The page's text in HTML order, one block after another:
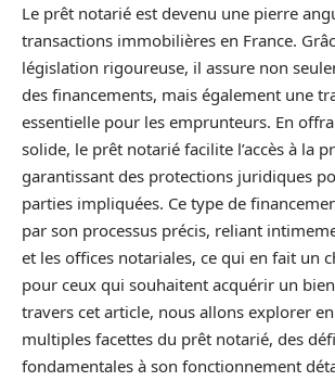
Le prêt notarié est devenu une pierre
transactions immobilières en France.
législation rigoureuse, il assure non
des financements, mais également une
essentielle pour les emprunteurs. En
solide, le prêt notarié facilite l’accès à la
garantissant des protections juridiques
parties impliquées. Ce type de
par son processus précis, reliant
et les offices notariales, ce qui en fait un
pour ceux qui souhaitent acquérir un
travers cet article, nous allons explorer
multiples facettes du prêt notarié, des
fondamentales à son fonctionnement